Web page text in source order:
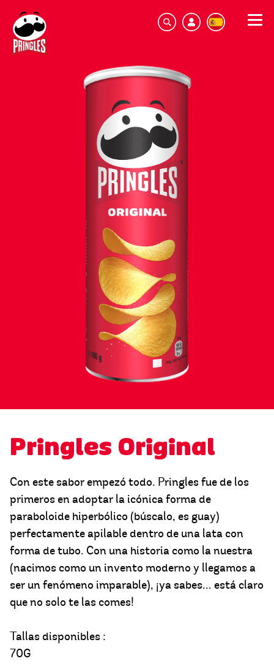
Pringles Original
Con este sabor empezó todo. Pringles fue de los
primeros en adoptar la icónica forma de
paraboloide hiperbólico (búscalo, es guay)
perfectamente apilable dentro de una lata con
forma de tubo. Con una historia como la nuestra
(nacimos como un invento moderno y llegamos a
ser un fenómeno imparable), ¡ya sabes... está claro
que no solo te las comes!
Tallas disponibles :
70G